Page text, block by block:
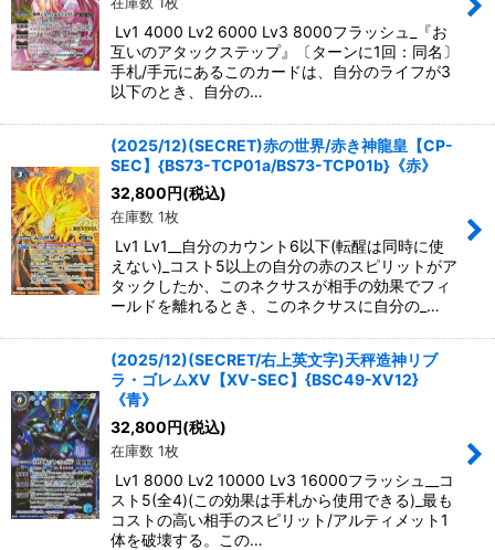
Lv1 4000 Lv2 6000 Lv3 8000フラッシュ_『お
互いのアタックステップ』〔ターンに1回：同名〕
手札/手元にあるこのカードは、自分のライフが3
以下のとき、自分の…
(2025/12)(SECRET)赤の世界/赤き神龍皇【CP-
SEC】{BS73-TCP01a/BS73-TCP01b}《赤》
32,800円(税込)
在庫数 1枚
Lv1 Lv1__自分のカウント6以下(転醒は同時に使
えない)_コスト5以上の自分の赤のスピリットがア
タックしたか、このネクサスが相手の効果でフィ
ールドを離れるとき、このネクサスに自分の_…
(2025/12)(SECRET/右上英文字)天秤造神リブ
ラ・ゴレムXV【XV-SEC】{BSC49-XV12}
《青》
32,800円(税込)
在庫数 1枚
Lv1 8000 Lv2 10000 Lv3 16000フラッシュ__コ
スト5(全4)(この効果は手札から使用できる)_最も
コストの高い相手のスピリット/アルティメット1
体を破壊する。この…